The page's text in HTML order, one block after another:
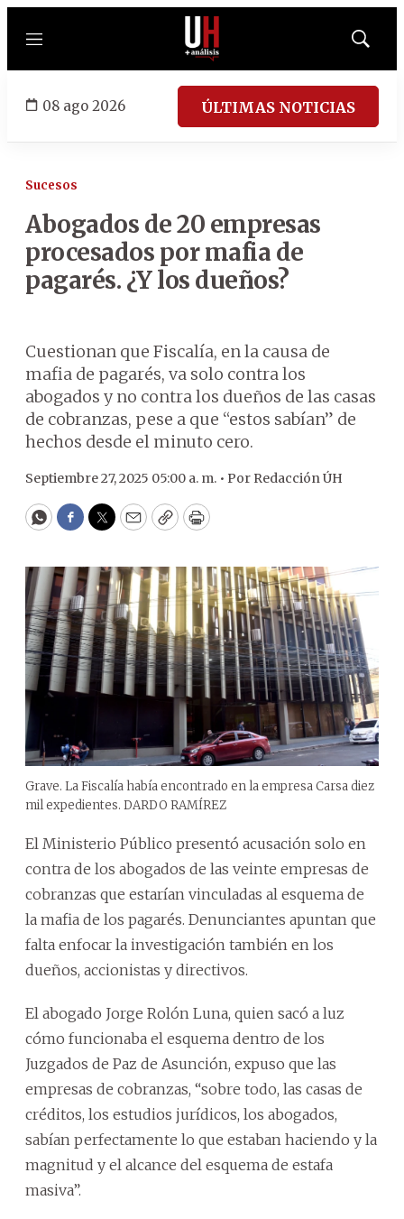
Menú
Mostrar
08 ago 2026 ÚLTIMAS NOTICIAS
Sucesos
Abogados de 20 empresas
procesados por mafia de
pagarés. ¿Y los dueños?
Cuestionan que Fiscalía, en la causa de
mafia de pagarés, va solo contra los
abogados y no contra los dueños de las casas
de cobranzas, pese a que “estos sabían” de
hechos desde el minuto cero.
Septiembre 27, 2025 05:00 a. m. • Por Redacción ÚH
WhatsApp
Facebook
Twitter
EmailCopyPrint
Grave. La Fiscalía había encontrado en la empresa Carsa diez
mil expedientes. DARDO RAMÍREZ
El Ministerio Público presentó acusación solo en
contra de los abogados de las veinte empresas de
cobranzas que estarían vinculadas al esquema de
la mafia de los pagarés. Denunciantes apuntan que
falta enfocar la investigación también en los
dueños, accionistas y directivos.
El abogado Jorge Rolón Luna, quien sacó a luz
cómo funcionaba el esquema dentro de los
Juzgados de Paz de Asunción, expuso que las
empresas de cobranzas, “sobre todo, las casas de
créditos, los estudios jurídicos, los abogados,
sabían perfectamente lo que estaban haciendo y la
magnitud y el alcance del esquema de estafa
masiva”.